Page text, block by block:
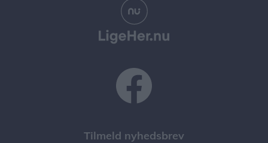
Tilmeld nyhedsbrev